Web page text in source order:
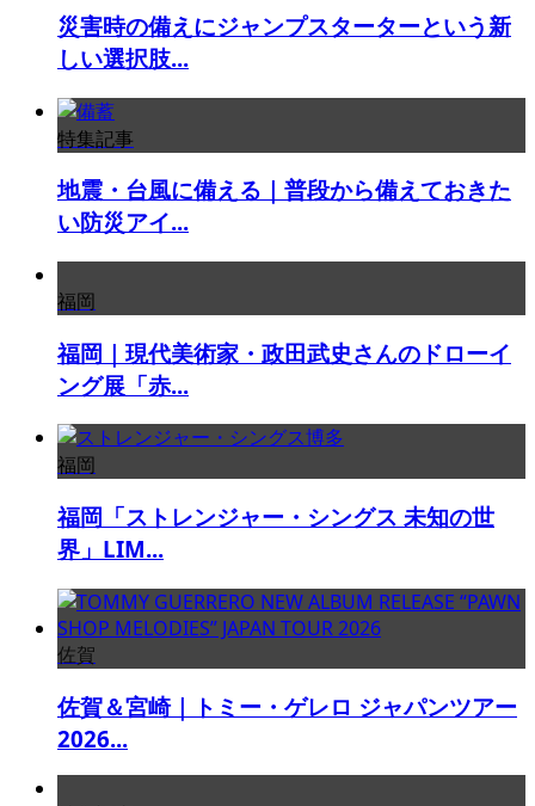
災害時の備えにジャンプスターターという新
しい選択肢...
特集記事
地震・台風に備える｜普段から備えておきた
い防災アイ...
福岡
福岡｜現代美術家・政田武史さんのドローイ
ング展「赤...
福岡
福岡「ストレンジャー・シングス 未知の世
界」LIM...
佐賀
佐賀＆宮崎｜トミー・ゲレロ ジャパンツアー
2026...